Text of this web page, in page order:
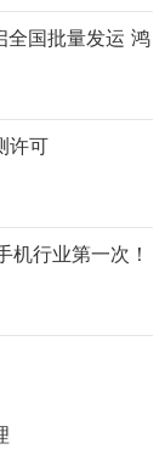
全国批量发运 鸿
许可
行业第一次！